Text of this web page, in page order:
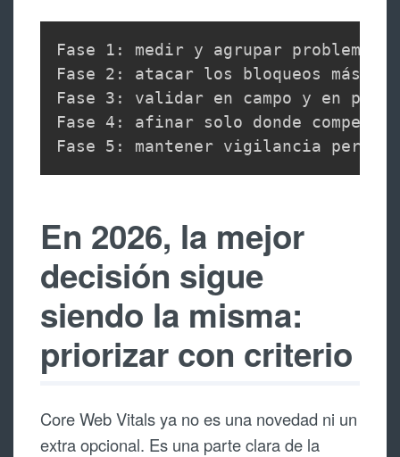
Fase 1: medir y agrupar problemas
Fase 2: atacar los bloqueos más
Fase 3: validar en campo y en
Fase 4: afinar solo donde compense
Fase 5: mantener vigilancia
En 2026, la mejor
decisión sigue
siendo la misma:
priorizar con criterio
Core Web Vitals ya no es una novedad ni un
extra opcional. Es una parte clara de la